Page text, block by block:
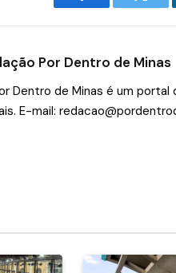
Facebook
Por Dentro de Minas
Dentro de Minas é um
E-mail: